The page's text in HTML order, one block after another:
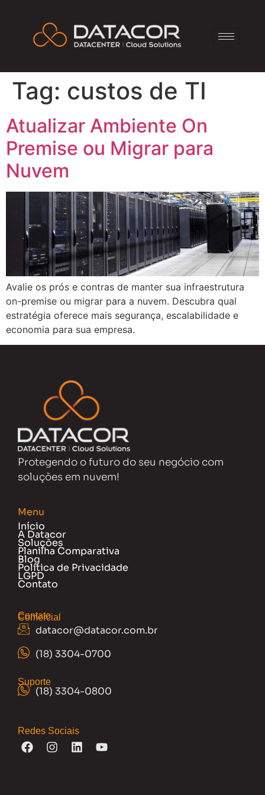
Tag: custos de TI
Atualizar Ambiente On
Premise ou Migrar para
Nuvem
Avalie os prós e contras de manter sua infraestrutura
on-premise ou migrar para a nuvem. Descubra qual
estratégia oferece mais segurança, escalabilidade e
economia para sua empresa.
Protegendo o futuro do seu negócio com
soluções em nuvem!
Menu
Início
A Datacor
Soluções
Planilha Comparativa
Blog
Política de Privacidade
LGPD
Contato
Contato
Comercial
datacor@datacor.com.br
(18) 3304-0700
Suporte
(18) 3304-0800
Redes Sociais